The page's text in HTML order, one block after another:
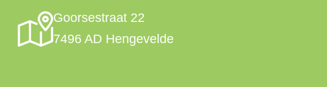
Goorsestraat 22
7496 AD Hengevelde